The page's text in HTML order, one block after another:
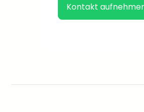
Kontakt